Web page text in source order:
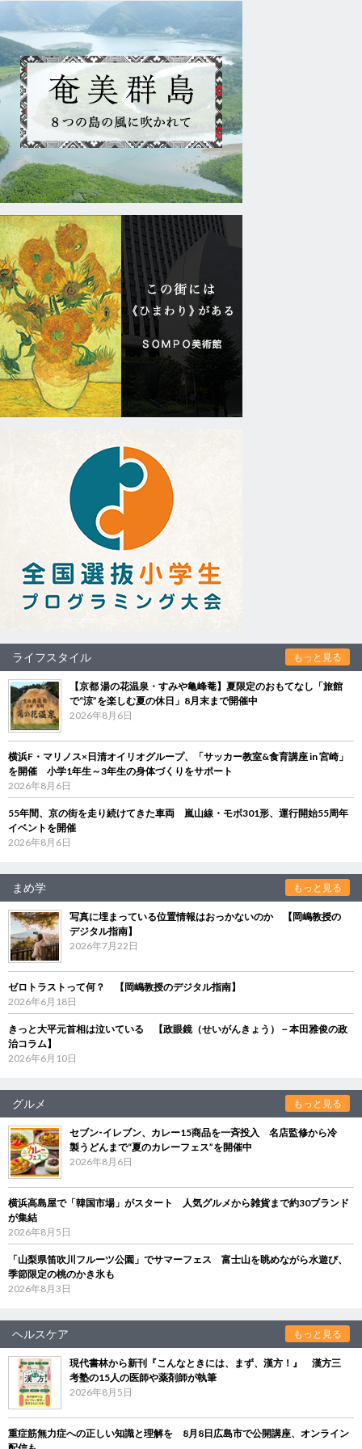
ライフスタイル もっと見る
【京都 湯の花温泉・すみや亀峰菴】夏限定のおもてなし「旅館
で“涼”を楽しむ夏の休日」8月末まで開催中
2026年8月6日
横浜F・マリノス×日清オイリオグループ、「サッカー教室&食育講座 in 宮崎」
を開催 小学1年生～3年生の身体づくりをサポート
2026年8月6日
55年間、京の街を走り続けてきた車両 嵐山線・モボ301形、運行開始55周年
イベントを開催
2026年8月6日
まめ学 もっと見る
写真に埋まっている位置情報はおっかないのか 【岡嶋教授の
デジタル指南】
2026年7月22日
ゼロトラストって何？ 【岡嶋教授のデジタル指南】
2026年6月18日
きっと大平元首相は泣いている 【政眼鏡（せいがんきょう）－本田雅俊の政
治コラム】
2026年6月10日
グルメ もっと見る
セブン‐イレブン、カレー15商品を一斉投入 名店監修から冷
製うどんまで“夏のカレーフェス”を開催中
2026年8月6日
横浜高島屋で「韓国市場」がスタート 人気グルメから雑貨まで約30ブランド
が集結
2026年8月5日
「山梨県笛吹川フルーツ公園」でサマーフェス 富士山を眺めながら水遊び、
季節限定の桃のかき氷も
2026年8月3日
ヘルスケア もっと見る
現代書林から新刊『こんなときには、まず、漢方！』 漢方三
考塾の15人の医師や薬剤師が執筆
2026年8月5日
重症筋無力症への正しい知識と理解を 8月8日広島市で公開講座、オンライン